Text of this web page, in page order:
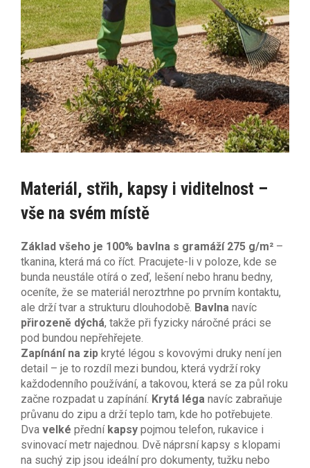
Materiál, střih, kapsy i viditelnost –
vše na svém místě
Základ všeho je 100% bavlna s gramáží 275 g/m² –
tkanina, která má co říct. Pracujete-li v poloze, kde se
bunda neustále otírá o zeď, lešení nebo hranu bedny,
oceníte, že se materiál neroztrhne po prvním kontaktu,
ale drží tvar a strukturu dlouhodobě. Bavlna navíc
přirozeně dýchá, takže při fyzicky náročné práci se
pod bundou nepřehřejete.
Zapínání na zip kryté légou s kovovými druky není jen
detail – je to rozdíl mezi bundou, která vydrží roky
každodenního používání, a takovou, která se za půl roku
začne rozpadat u zapínání. Krytá léga navíc zabraňuje
průvanu do zipu a drží teplo tam, kde ho potřebujete.
Dva velké přední kapsy pojmou telefon, rukavice i
svinovací metr najednou. Dvě náprsní kapsy s klopami
na suchý zip jsou ideální pro dokumenty, tužku nebo